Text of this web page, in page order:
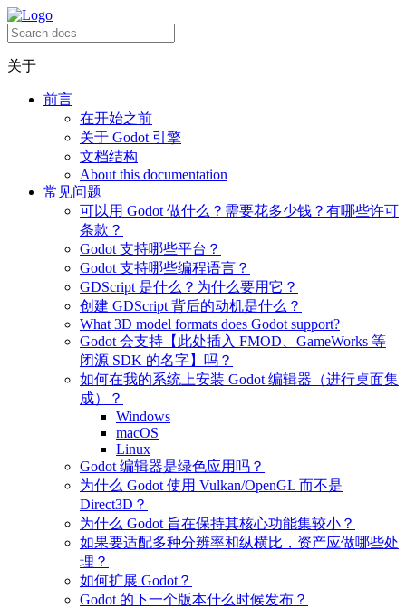
关于
前言
在开始之前
关于 Godot 引擎
文档结构
About this documentation
常见问题
可以用 Godot 做什么？需要花多少钱？有哪些许可
条款？
Godot 支持哪些平台？
Godot 支持哪些编程语言？
GDScript 是什么？为什么要用它？
创建 GDScript 背后的动机是什么？
What 3D model formats does Godot support?
Godot 会支持【此处插入 FMOD、GameWorks 等
闭源 SDK 的名字】吗？
如何在我的系统上安装 Godot 编辑器（进行桌面集
成）？
Windows
macOS
Linux
Godot 编辑器是绿色应用吗？
为什么 Godot 使用 Vulkan/OpenGL 而不是
Direct3D？
为什么 Godot 旨在保持其核心功能集较小？
如果要适配多种分辨率和纵横比，资产应做哪些处
理？
如何扩展 Godot？
Godot 的下一个版本什么时候发布？